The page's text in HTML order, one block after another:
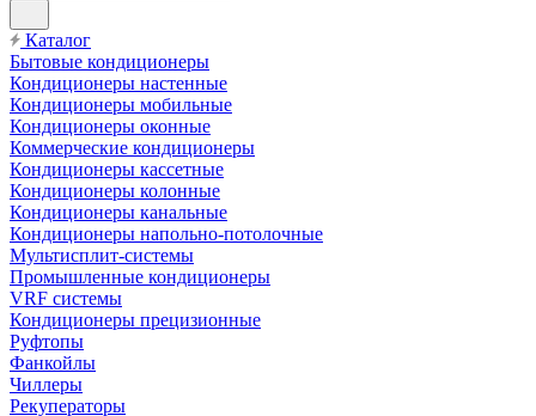
Каталог
Бытовые кондиционеры
Кондиционеры настенные
Кондиционеры мобильные
Кондиционеры оконные
Коммерческие кондиционеры
Кондиционеры кассетные
Кондиционеры колонные
Кондиционеры канальные
Кондиционеры напольно-потолочные
Мультисплит-системы
Промышленные кондиционеры
VRF системы
Кондиционеры прецизионные
Руфтопы
Фанкойлы
Чиллеры
Рекуператоры